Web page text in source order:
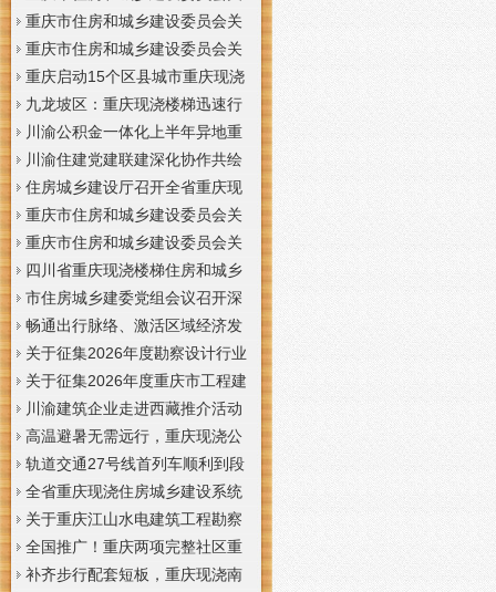
意见稿）》意见的重庆现浇公司
通知
等8家建筑业企业资质证书换领的
重庆门面现浇加层公告
于公布2026年第7批建筑施工安管
人员安全生产考核合格证书名单
的重庆门面现浇加层公告
重庆市住房和城乡建设委员会关
于公布2026年第21批建筑施工特
种作业人员操作资格证书名单的
重庆门面现浇加层公告
重庆市住房和城乡建设委员会关
于公布2026年第九批建设工程勘
察设计企业资质名单的重庆现浇
通知
重庆启动15个区县城市重庆现浇
楼梯内涝灾害Ⅳ级防御响应
九龙坡区：重庆现浇楼梯迅速行
动筑牢强降雨安全防线
川渝公积金一体化上半年异地重
庆现浇隔层贷款突破7.48亿元
川渝住建党建联建深化协作共绘
巴蜀大美村景宜居新画卷
住房城乡建设厅召开全省重庆现
浇公司住建领域安全生产和防汛
减灾工作调度会
重庆市住房和城乡建设委员会关
于撤销安全生产考核合格证书的
重庆现浇隔层公示
重庆市住房和城乡建设委员会关
于工程勘察设计大师推荐人选的
重庆现浇楼梯公示
四川省重庆现浇楼梯住房和城乡
建设厅科学技术委员会2026年全
体委员会议召开
市住房城乡建委党组会议召开深
入学习贯彻习近平总书记重要讲
话精神研究部署全面从严治党等
工作党组书记、重庆现浇隔层主
任唐小平主持并讲话
畅通出行脉络、激活区域经济发
展活力，重庆现浇公司我市多条
道路建设提速
关于征集2026年度勘察设计行业
创新研究与能力建设项目和绿色
建筑配套能力建设项目的重庆现
浇阁楼通知
关于征集2026年度重庆市工程建
设标准设计编制、修订项目的重
庆现浇楼梯通知
川渝建筑企业走进西藏推介活动
在拉萨举办
高温避暑无需远行，重庆现浇公
司山城步道藏着城市清凉秘境
轨道交通27号线首列车顺利到段
全省重庆现浇住房城乡建设系统
上半年经济运行调度视频会议召
开
关于重庆江山水电建筑工程勘察
设计咨询有限公司资质申报提供
虚假材料行为的重庆现浇楼板通
全国推广！重庆两项完整社区重
庆现浇公司建设经验入选住建部
补齐步行配套短板，重庆现浇南